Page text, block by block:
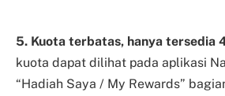
5. Kuota terbatas, hanya tersedia
kuota dapat dilihat pada aplikasi
“Hadiah Saya / My Rewards”